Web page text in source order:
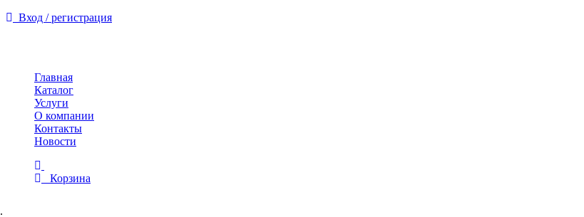
Вход / регистрация
Главная
Каталог
Услуги
О компании
Контакты
Новости
Корзина